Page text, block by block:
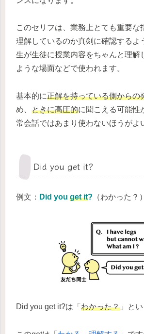
このセリフは、業務上とても重要な
理解しているのか真剣に確認するよ
生が生徒に授業内容をちゃんと理解
ような場面などで使われます。
基本的に正解を持っている側からの
め、 ときに高圧的に聞こえる可能性
常会話ではあまり使わないほうがよ
Did you get it?
例文： Did you get it? （わかった？）
Did you get it?は「 わかった？ 」と